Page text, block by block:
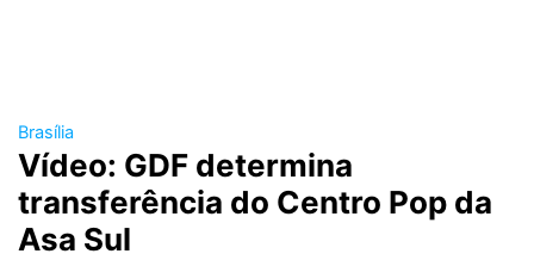
Brasília
Vídeo: GDF determina
transferência do Centro Pop da
Asa Sul